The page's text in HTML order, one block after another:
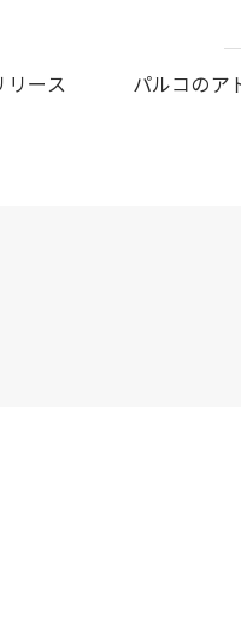
とともに、被災地の一日
リース パルコのア